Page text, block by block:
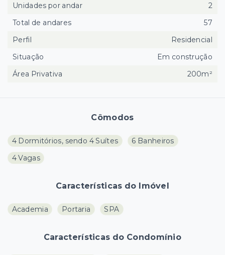
Cômodos
4 Dormitórios, sendo 4 Suítes
6 Banheiros
4 Vagas
Características do Imóvel
Academia Portaria SPA
Características do Condomínio
Unidades por andar
2
Total de andares
57
Perfil
Residencial
Situação
Em construção
Área Privativa
200m²